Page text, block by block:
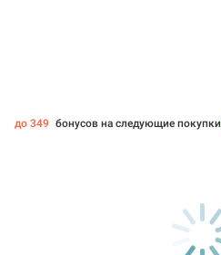
до 349 бонусов на следующие покупки